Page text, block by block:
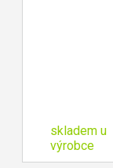
skladem u
výrobce